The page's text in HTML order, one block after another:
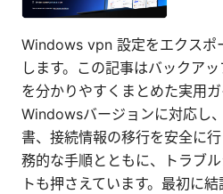
Windows vpn 設定をエクスポ
します。この記事はバックア
を分かりやすくまとめた実用
Windowsバージョンに対応し
書、接続情報の移行を安全に
務的な手順とともに、トラブ
トも押さえています。最初に